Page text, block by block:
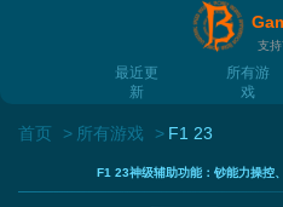
支
最近更
新
所有游
戏
首页 所有游戏 F1 23
F1 23神级辅助功能：钞能力操控